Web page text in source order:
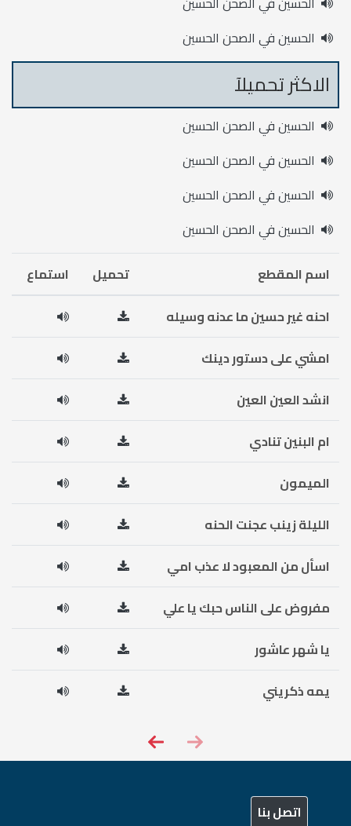
الحسين في الصحن الحسين
الاكثر تحميلآ
الحسين في الصحن الحسين
الحسين في الصحن الحسين
الحسين في الصحن الحسين
الحسين في الصحن الحسين
اسم المقطع
تحميل
استماع
احنه غير حسين ما عدنه وسيله
امشي على دستور دينك
انشد العين العين
ام البنين تنادي
الميمون
الليلة زينب عجنت الحنه
اسأل من المعبود لا عذب امي
مفروض على الناس حبك يا علي
يا شهر عاشور
يمه ذكريني
اتصل بنا